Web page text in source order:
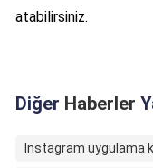
atabilirsiniz.
Diğer Haberler
Instagram uygulama